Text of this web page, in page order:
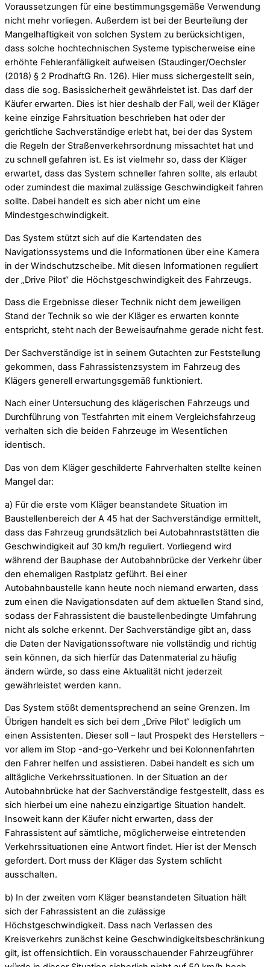
Voraussetzungen für eine bestimmungsgemäße Verwendung
nicht mehr vorliegen. Außerdem ist bei der Beurteilung der
Mangelhaftigkeit von solchen System zu berücksichtigen,
dass solche hochtechnischen Systeme typischerweise eine
erhöhte Fehleranfälligkeit aufweisen (Staudinger/Oechsler
(2018) § 2 ProdhaftG Rn. 126). Hier muss sichergestellt sein,
dass die sog. Basissicherheit gewährleistet ist. Das darf der
Käufer erwarten. Dies ist hier deshalb der Fall, weil der Kläger
keine einzige Fahrsituation beschrieben hat oder der
gerichtliche Sachverständige erlebt hat, bei der das System
die Regeln der Straßenverkehrsordnung missachtet hat und
zu schnell gefahren ist. Es ist vielmehr so, dass der Kläger
erwartet, dass das System schneller fahren sollte, als erlaubt
oder zumindest die maximal zulässige Geschwindigkeit fahren
sollte. Dabei handelt es sich aber nicht um eine
Mindestgeschwindigkeit.
Das System stützt sich auf die Kartendaten des
Navigationssystems und die Informationen über eine Kamera
in der Windschutzscheibe. Mit diesen Informationen reguliert
der „Drive Pilot“ die Höchstgeschwindigkeit des Fahrzeugs.
Dass die Ergebnisse dieser Technik nicht dem jeweiligen
Stand der Technik so wie der Kläger es erwarten konnte
entspricht, steht nach der Beweisaufnahme gerade nicht fest.
Der Sachverständige ist in seinem Gutachten zur Feststellung
gekommen, dass Fahrassistenzsystem im Fahrzeug des
Klägers generell erwartungsgemäß funktioniert.
Nach einer Untersuchung des klägerischen Fahrzeugs und
Durchführung von Testfahrten mit einem Vergleichsfahrzeug
verhalten sich die beiden Fahrzeuge im Wesentlichen
identisch.
Das von dem Kläger geschilderte Fahrverhalten stellte keinen
Mangel dar:
a) Für die erste vom Kläger beanstandete Situation im
Baustellenbereich der A 45 hat der Sachverständige ermittelt,
dass das Fahrzeug grundsätzlich bei Autobahnraststätten die
Geschwindigkeit auf 30 km/h reguliert. Vorliegend wird
während der Bauphase der Autobahnbrücke der Verkehr über
den ehemaligen Rastplatz geführt. Bei einer
Autobahnbaustelle kann heute noch niemand erwarten, dass
zum einen die Navigationsdaten auf dem aktuellen Stand sind,
sodass der Fahrassistent die baustellenbedingte Umfahrung
nicht als solche erkennt. Der Sachverständige gibt an, dass
die Daten der Navigationssoftware nie vollständig und richtig
sein können, da sich hierfür das Datenmaterial zu häufig
ändern würde, so dass eine Aktualität nicht jederzeit
gewährleistet werden kann.
Das System stößt dementsprechend an seine Grenzen. Im
Übrigen handelt es sich bei dem „Drive Pilot“ lediglich um
einen Assistenten. Dieser soll – laut Prospekt des Herstellers –
vor allem im Stop -and-go-Verkehr und bei Kolonnenfahrten
den Fahrer helfen und assistieren. Dabei handelt es sich um
alltägliche Verkehrssituationen. In der Situation an der
Autobahnbrücke hat der Sachverständige festgestellt, dass es
sich hierbei um eine nahezu einzigartige Situation handelt.
Insoweit kann der Käufer nicht erwarten, dass der
Fahrassistent auf sämtliche, möglicherweise eintretenden
Verkehrssituationen eine Antwort findet. Hier ist der Mensch
gefordert. Dort muss der Kläger das System schlicht
ausschalten.
b) In der zweiten vom Kläger beanstandeten Situation hält
sich der Fahrassistent an die zulässige
Höchstgeschwindigkeit. Dass nach Verlassen des
Kreisverkehrs zunächst keine Geschwindigkeitsbeschränkung
gilt, ist offensichtlich. Ein vorausschauender Fahrzeugführer